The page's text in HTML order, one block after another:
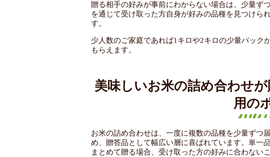
贈る相手の好みが事前にわからない場合は、少量ず
を通じて受け取った方自身が好みの品種を見つけら
す。
少人数のご家庭であれば1キロや2キロの少量パック
もらえます。
美味しいお米の詰め合わせ
用の
お米の詰め合わせは、一度に複数の品種を少量ずつ
め、贈答品として幅広い層に喜ばれています。単一
まとめて贈る場合、受け取った方の好みに合わない